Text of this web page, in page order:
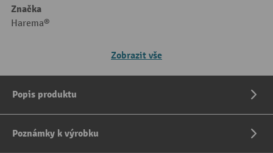
Značka
Harema®
Zobrazit vše
Popis produktu
Poznámky k výrobku